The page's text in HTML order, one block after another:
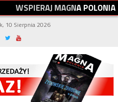
WSPIERAJMAGNAPOLONIA
10 Sierpnia 2026